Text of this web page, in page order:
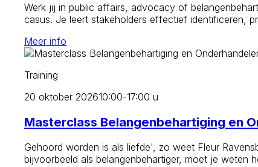
Werk jij in public affairs, advocacy of
casus. Je leert stakeholders effectief identificeren,
Meer info
Training
20 oktober 202610:00-17:00 u
Masterclass Belangenbehartiging en
Gehoord worden is als liefde', zo weet Fleur
bijvoorbeeld als belangenbehartiger, moet je weten